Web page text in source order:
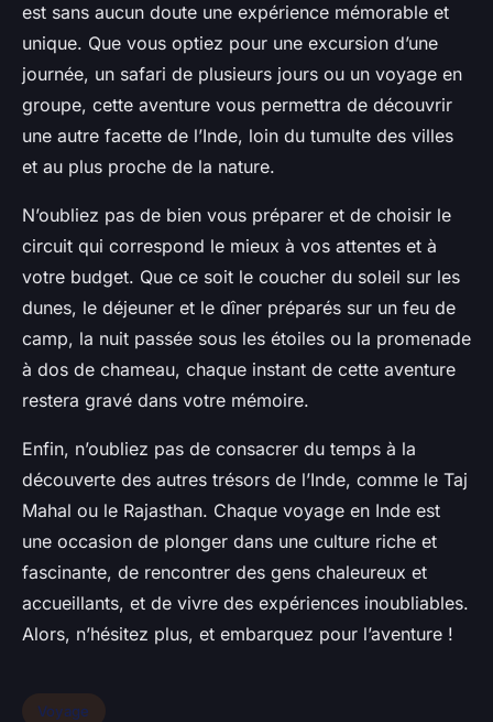
est sans aucun doute une expérience mémorable et
unique. Que vous optiez pour une excursion d’une
journée, un safari de plusieurs jours ou un voyage en
groupe, cette aventure vous permettra de découvrir
une autre facette de l’Inde, loin du tumulte des villes
et au plus proche de la nature.
N’oubliez pas de bien vous préparer et de choisir le
circuit qui correspond le mieux à vos attentes et à
votre budget. Que ce soit le coucher du soleil sur les
dunes, le déjeuner et le dîner préparés sur un feu de
camp, la nuit passée sous les étoiles ou la promenade
à dos de chameau, chaque instant de cette aventure
restera gravé dans votre mémoire.
Enfin, n’oubliez pas de consacrer du temps à la
découverte des autres trésors de l’Inde, comme le Taj
Mahal ou le Rajasthan. Chaque voyage en Inde est
une occasion de plonger dans une culture riche et
fascinante, de rencontrer des gens chaleureux et
accueillants, et de vivre des expériences inoubliables.
Alors, n’hésitez plus, et embarquez pour l’aventure !
Voyage